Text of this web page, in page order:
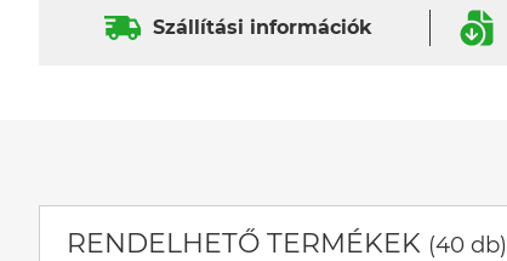
Szállítási információk
RENDELHETŐ TERMÉKEK (40 db)